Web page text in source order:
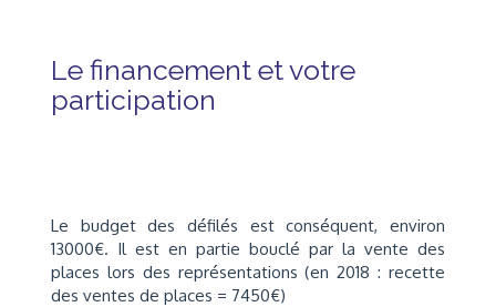
Le financement et votre
participation
Le budget des défilés est conséquent, environ
13000€. Il est en partie bouclé par la vente des
places lors des représentations (en 2018 : recette
des ventes de places = 7450€)